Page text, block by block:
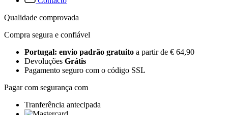
Qualidade comprovada
Compra segura e confiável
Portugal: envio padrão gratuito a partir de € 64,90
Devoluções Grátis
Pagamento seguro com o código SSL
Pagar com segurança com
Tranferência antecipada